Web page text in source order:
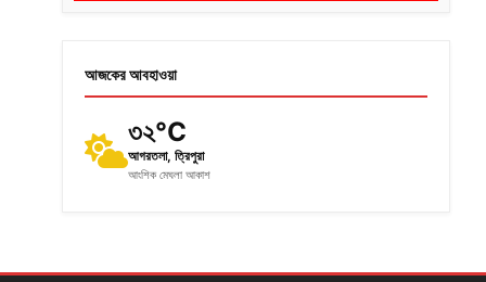
আজকের আবহাওয়া
৩২°C
আগরতলা, ত্রিপুরা
আংশিক মেঘলা আকাশ